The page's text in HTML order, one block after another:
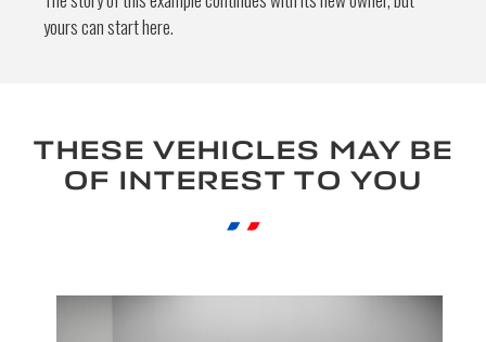
Send
yours can start here.
THESE VEHICLES MAY BE
OF INTEREST TO YOU